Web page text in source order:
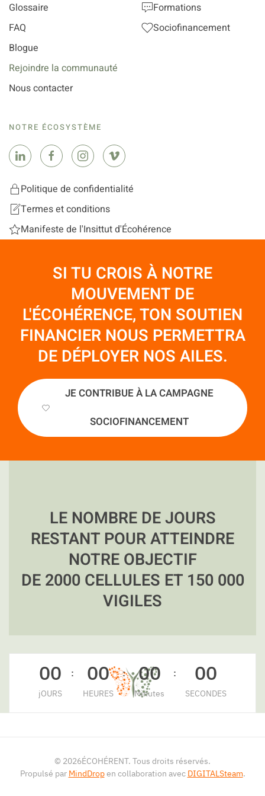
Glossaire
FAQ
Blogue
Rejoindre la communauté
Nous contacter
Formations
Sociofinancement
NOTRE ÉCOSYSTÈME
Politique de confidentialité
Termes et conditions
Manifeste de l'Insittut d'Écohérence
SI TU CROIS À NOTRE
MOUVEMENT DE
L'ÉCOHÉRENCE, TON SOUTIEN
FINANCIER NOUS PERMETTRA
DE DÉPLOYER NOS AILES.
JE CONTRIBUE À LA CAMPAGNE
SOCIOFINANCEMENT
LE NOMBRE DE JOURS
RESTANT POUR ATTEINDRE
NOTRE OBJECTIF
DE 2000 CELLULES ET 150 000
VIGILES
00
jOURS
: 00
HEURES
: 00
Minutes
: 00
SECONDES
© 2026ÉCOHÉRENT. Tous droits réservés.
Propulsé par MindDropen collaboration avec DIGITALSteam.